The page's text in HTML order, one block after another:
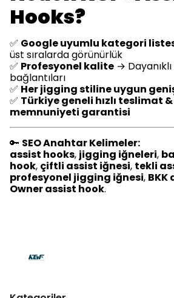
Hooks?
✅ Google uyumlu kategori
üst sıralarda görünürlük
✅ Profesyonel kalite →
bağlantıları
✅ Her jigging stiline uygun
✅ Türkiye geneli hızlı teslimat
memnuniyeti garantisi
🔑 SEO Anahtar Kelimeler:
assist hooks, jigging iğneleri,
hook, çiftli assist iğnesi, tekli
profesyonel jigging iğnesi, BKK
Owner assist hook.